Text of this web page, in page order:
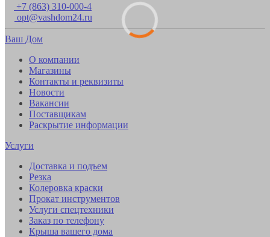
+7 (863) 310-000-4
opt@vashdom24.ru
Ваш Дом
О компании
Магазины
Контакты и реквизиты
Новости
Вакансии
Поставщикам
Раскрытие информации
Услуги
Доставка и подъем
Резка
Колеровка краски
Прокат инструментов
Услуги спецтехники
Заказ по телефону
Крыша вашего дома